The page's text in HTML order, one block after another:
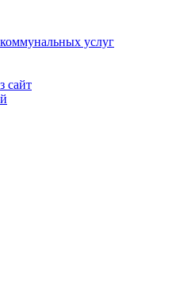
услуг
сайт